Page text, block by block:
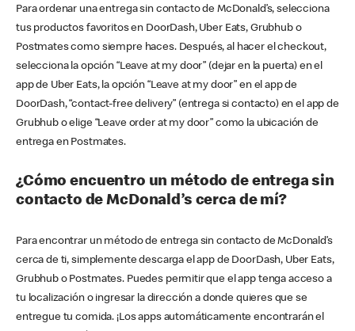
Para ordenar una entrega sin contacto de McDonald’s, selecciona
tus productos favoritos en DoorDash, Uber Eats, Grubhub o
Postmates como siempre haces. Después, al hacer el checkout,
selecciona la opción “Leave at my door” (dejar en la puerta) en el
app de Uber Eats, la opción “Leave at my door” en el app de
DoorDash, “contact-free delivery” (entrega si contacto) en el app de
Grubhub o elige “Leave order at my door” como la ubicación de
entrega en Postmates.
¿Cómo encuentro un método de entrega sin
contacto de McDonald’s cerca de mí?
Para encontrar un método de entrega sin contacto de McDonald’s
cerca de ti, simplemente descarga el app de DoorDash, Uber Eats,
Grubhub o Postmates. Puedes permitir que el app tenga acceso a
tu localización o ingresar la dirección a donde quieres que se
entregue tu comida. ¡Los apps automáticamente encontrarán el